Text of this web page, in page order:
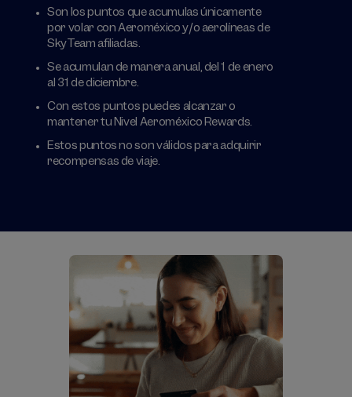
Son los puntos que acumulas únicamente
por volar con Aeroméxico y/o aerolíneas de
SkyTeam afiliadas.
Se acumulan de manera anual, del 1 de enero
al 31 de diciembre.
Con estos puntos puedes alcanzar o
mantener tu Nivel Aeroméxico Rewards.
Estos puntos no son válidos para adquirir
recompensas de viaje.